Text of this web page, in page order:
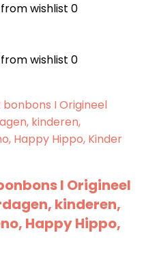
wishlist 0
wishlist 0
I Origineel
kinderen,
Happy Hippo,